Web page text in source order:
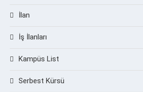
İlan
İş İlanları
Kampüs List
Serbest Kürsü